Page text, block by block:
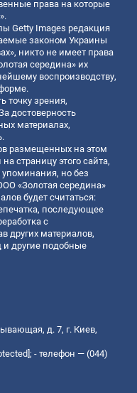
права на которые
Getty Images редакция
законом Украины
никто не имеет права
середина» их
воспроизводству,
точку зрения,
достоверность
материалах,
размещенных на этом
страницу этого сайта,
упоминания, но без
«Золотая середина»
будет считаться:
последующее
с
других материалов,
и другие подобные
д. 7, г. Киев,
; - телефон — (044)